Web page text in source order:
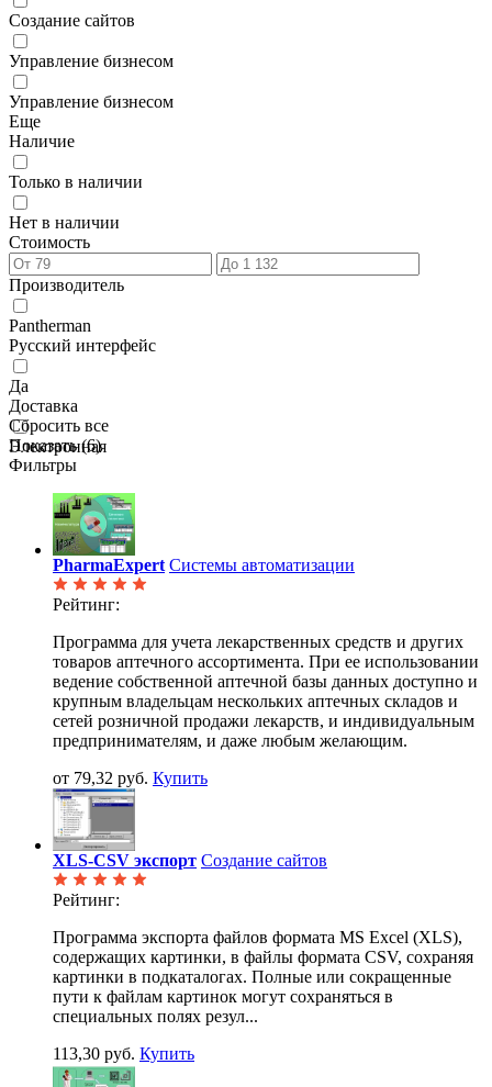
Создание сайтов
Управление бизнесом
Управление бизнесом
Еще
Наличие
Только в наличии
Нет в наличии
Стоимость
Производитель
Pantherman
Русский интерфейс
Да
Доставка
Электронная
Сбросить все
Показать (6)
Фильтры
PharmaExpert Системы автоматизации
Рейтинг:
Программа для учета лекарственных средств и других
товаров аптечного ассортимента. При ее использовании
ведение собственной аптечной базы данных доступно и
крупным владельцам нескольких аптечных складов и
сетей розничной продажи лекарств, и индивидуальным
предпринимателям, и даже любым желающим.
от 79,32 руб. Купить
XLS-CSV экспорт Создание сайтов
Рейтинг:
Программа экспорта файлов формата MS Excel (XLS),
содержащих картинки, в файлы формата CSV, сохраняя
картинки в подкаталогах. Полные или сокращенные
пути к файлам картинок могут сохраняться в
специальных полях резул...
113,30 руб. Купить